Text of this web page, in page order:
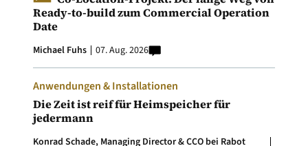
Ready-to-build zum Commercial Operation
Date
Michael Fuhs 07. Aug. 2026
Anwendungen & Installationen
Die Zeit ist reif für Heimspeicher für
jedermann
Konrad Schade, Managing Director & CCO bei Rabot